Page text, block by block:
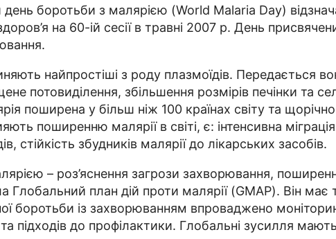
день боротьби з малярією (World Malaria Day)
на 60-ій сесії в травні 2007 р. День
найпростіші з роду плазмоїдів. Передається
потовиділення, збільшення розмірів печінки та
поширена у більш ніж 100 країнах світу та
поширенню малярії в світі, є: інтенсивна міграція
стійкість збудників малярії до лікарських засобів.
– роз’яснення загрози захворювання,
план дій проти малярії (GMAP). Він має
боротьби із захворюванням впроваджено
підходів до профілактики. Глобальні зусилля